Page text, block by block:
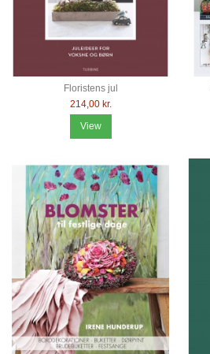
Floristens jul
214,00 kr.
View